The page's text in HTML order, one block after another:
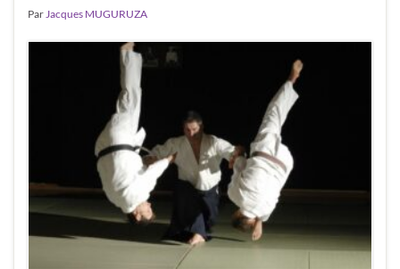
ParJacques MUGURUZA